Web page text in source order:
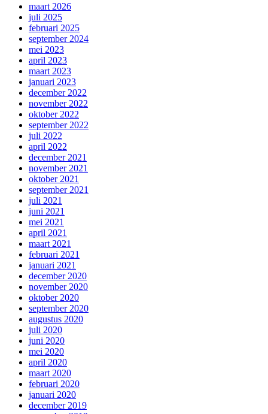
maart 2026
juli 2025
februari 2025
september 2024
mei 2023
april 2023
maart 2023
januari 2023
december 2022
november 2022
oktober 2022
september 2022
juli 2022
april 2022
december 2021
november 2021
oktober 2021
september 2021
juli 2021
juni 2021
mei 2021
april 2021
maart 2021
februari 2021
januari 2021
december 2020
november 2020
oktober 2020
september 2020
augustus 2020
juli 2020
juni 2020
mei 2020
april 2020
maart 2020
februari 2020
januari 2020
december 2019